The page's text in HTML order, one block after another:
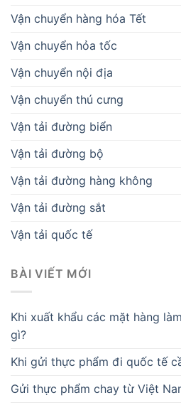
Vận chuyển hàng hóa Tết
Vận chuyển hỏa tốc
Vận chuyển nội địa
Vận chuyển thú cưng
Vận tải đường biển
Vận tải đường bộ
Vận tải đường hàng không
Vận tải đường sắt
Vận tải quốc tế
BÀI VIẾT MỚI
Khi xuất khẩu các mặt hàng
gì?
Khi gửi thực phẩm đi quốc tế
Gửi thực phẩm chay từ Việt